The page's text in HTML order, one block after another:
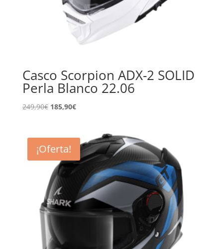
Casco Scorpion ADX-2 SOLID
Perla Blanco 22.06
249,90€ El
era:
249,90€.
185,90€El
es:
185,90€.
¡Oferta!